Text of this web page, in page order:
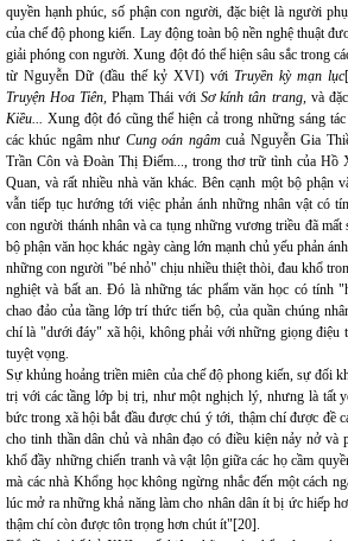
quyền hạnh phúc, số phận con người, đặc biệt là người
của chế độ phong kiến. Lay động toàn bộ nền nghệ thuật
giải phóng con người. Xung đột đó thể hiện sâu sắc trong
từ Nguyễn Dữ (đầu thế kỷ XVI) với Truyền kỳ mạn lục
Truyện Hoa Tiên, Phạm Thái vớiSơ kính tân trang,và
Kiều... Xung đột đó cũng thể hiện cả trong những sáng
các khúc ngâm như Cung oán ngâm cuả Nguyễn Gia
Trần Côn và Đoàn Thị Điểm..., trong thơ trữ tình của Hồ
Quan, và rất nhiều nhà văn khác. Bên cạnh một bộ phận
vẫn tiếp tục hướng tới việc phản ánh những nhân vật có
con người thánh nhân và ca tụng những vương triều đã mất
bộ phận văn học khác ngày càng lớn mạnh chủ yếu phản
những con người "bé nhỏ" chịu nhiều thiệt thòi, đau khổ
nghiệt và bất an. Đó là những tác phẩm văn học có tính
chao đảo của tầng lớp trí thức tiến bộ, của quần chúng
chí là "dưới đáy" xã hội, không phải với những giọng điệu
tuyệt vọng.
Sự khủng hoảng triền miên của chế độ phong kiến, sự đối
trị với các tầng lớp bị trị, như một nghịch lý, nhưng là tất
bức trong xã hội bắt đầu được chú ý tới, thậm chí được đề
cho tinh thần dân chủ và nhân đạo có điều kiện nảy nở
khổ đầy những chiến tranh và vật lộn giữa các họ cầm
mà các nhà Khổng học không ngừng nhắc đến một cách
lúc mở ra những khả năng làm cho nhân dân ít bị ức hiếp
thậm chí còn được tôn trọng hơn chút ít"[20].